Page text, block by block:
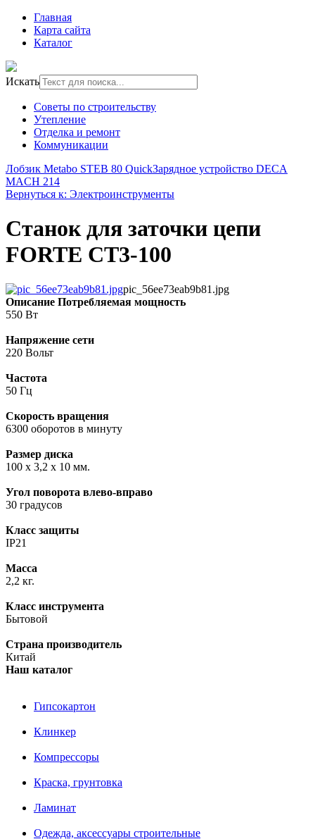
Главная
Карта сайта
Каталог
Искать
Советы по строительству
Утепление
Отделка и ремонт
Коммуникации
Лобзик Metabo STEB 80 QuickЗарядное устройство DECA
MACH 214
Вернуться к: Электроинструменты
Станок для заточки цепи
FORTE CT3-100
pic_56ee73eab9b81.jpg
Описание Потребляемая мощность
550 Вт
Напряжение сети
220 Вольт
Частота
50 Гц
Скорость вращения
6300 оборотов в минуту
Размер диска
100 х 3,2 х 10 мм.
Угол поворота влево-вправо
30 градусов
Класс защиты
IP21
Масса
2,2 кг.
Класс инструмента
Бытовой
Страна производитель
Китай
Наш каталог
Гипсокартон
Клинкер
Компрессоры
Краска, грунтовка
Ламинат
Одежда, аксессуары строительные